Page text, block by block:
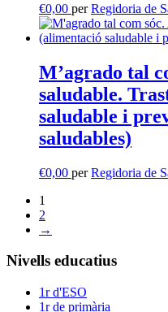
€0,00 perRegidoria de
M’agrado tal
saludable.
saludable i
saludables)
€0,00 perRegidoria de
1
2
→
Nivells educatius
1r d'ESO
1r de primària